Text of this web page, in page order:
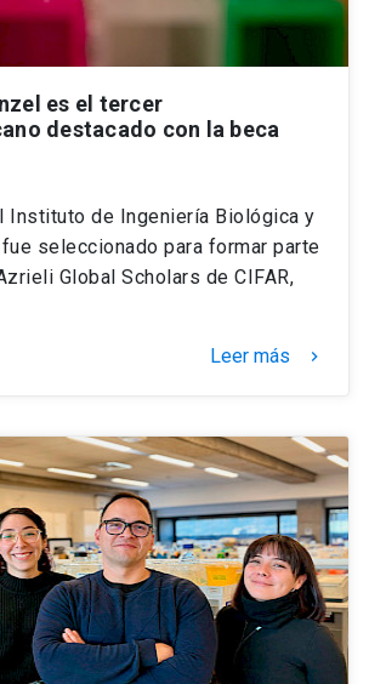
es el tercer
destacado con la beca
Instituto de Ingeniería Biológica y
seleccionado para formar parte
Global Scholars de CIFAR,
Leer más keyboard_arrow_right